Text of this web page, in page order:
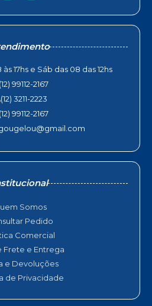
17hs e Sáb das 08 das 12hs
(12) 99112-2167
(12) 3211-2223
(12) 99112-2167
Somos
Pedido
Comercial
Frete e Entrega
e Devoluções
de Privacidade